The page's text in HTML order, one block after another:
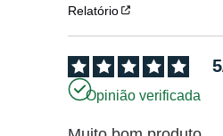
Relatório
5
Opinião verificada